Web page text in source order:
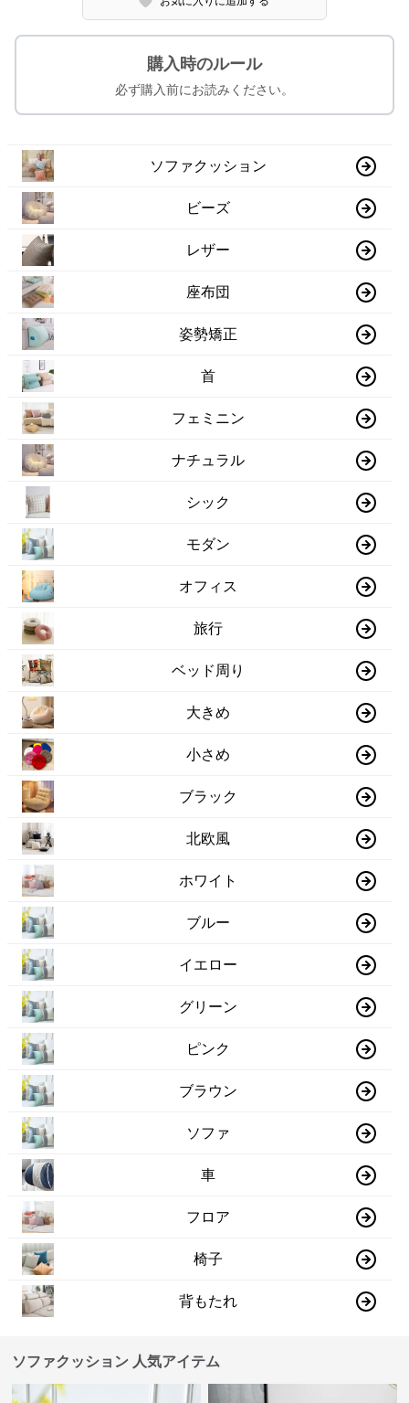
購入時のルール
必ず購入前にお読みください。
ソファクッション
ビーズ
レザー
座布団
姿勢矯正
首
フェミニン
ナチュラル
シック
モダン
オフィス
旅行
ベッド周り
大きめ
小さめ
ブラック
北欧風
ホワイト
ブルー
イエロー
グリーン
ピンク
ブラウン
ソファ
車
フロア
椅子
背もたれ
ソファクッション 人気アイテム